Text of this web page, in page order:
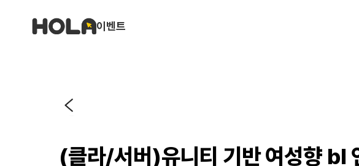
이벤트
(클라/서버)유니티 기반 여성향 bl